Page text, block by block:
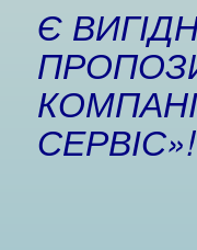
Є
СЕРВІС»!